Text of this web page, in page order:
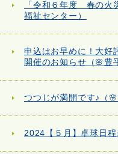
「令和６年度 春の火
福祉センター）
申込はお早めに！大好
開催のお知らせ（🌸豊
つつじが満開です♪（
2024【５月】卓球日程